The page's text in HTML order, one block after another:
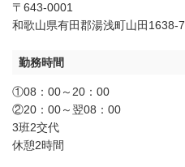
〒643-0001
和歌山県有田郡湯浅町山田1638-7
勤務時間
①08：00～20：00
②20：00～翌08：00
3班2交代
休憩2時間